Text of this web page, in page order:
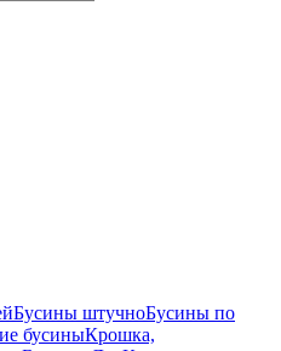
Бусины штучноБусины по
бусиныКрошка,